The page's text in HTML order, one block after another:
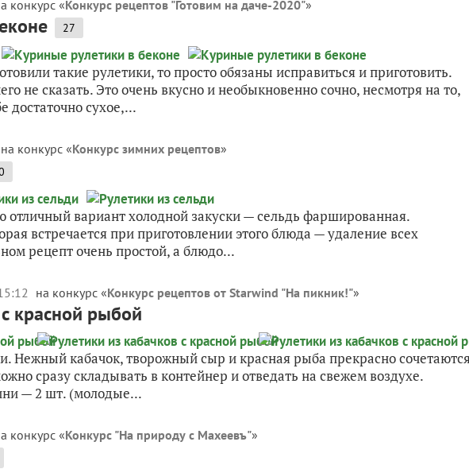
конкурс «Конкурс рецептов "Готовим на даче-2020"»
27
такие рулетики, то просто обязаны исправиться и приготовить.
не сказать. Это очень вкусно и необыкновенно сочно, несмотря на то,
достаточно сухое,...
на конкурс «Конкурс зимних рецептов»
вариант холодной закуски — сельдь фаршированная.
встречается при приготовлении этого блюда — удаление всех
рецепт очень простой, а блюдо...
на конкурс «Конкурс рецептов от Starwind "На пикник!"»
красной рыбой
Нежный кабачок, творожный сыр и красная рыба прекрасно
сразу складывать в контейнер и отведать на свежем воздухе.
— 2 шт. (молодые...
конкурс «Конкурс "На природу с Махеевъ"»